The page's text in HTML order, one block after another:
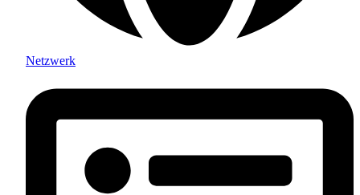
Netzwerk